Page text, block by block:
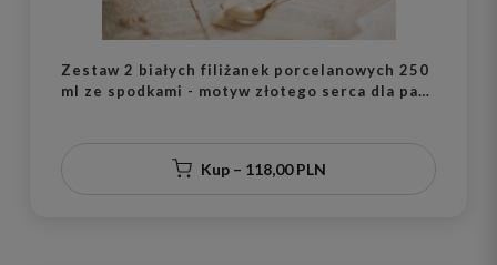
Zestaw 2 białych filiżanek porcelanowych 250
ml ze spodkami - motyw złotego serca dla pary
Kup – 118,00 PLN